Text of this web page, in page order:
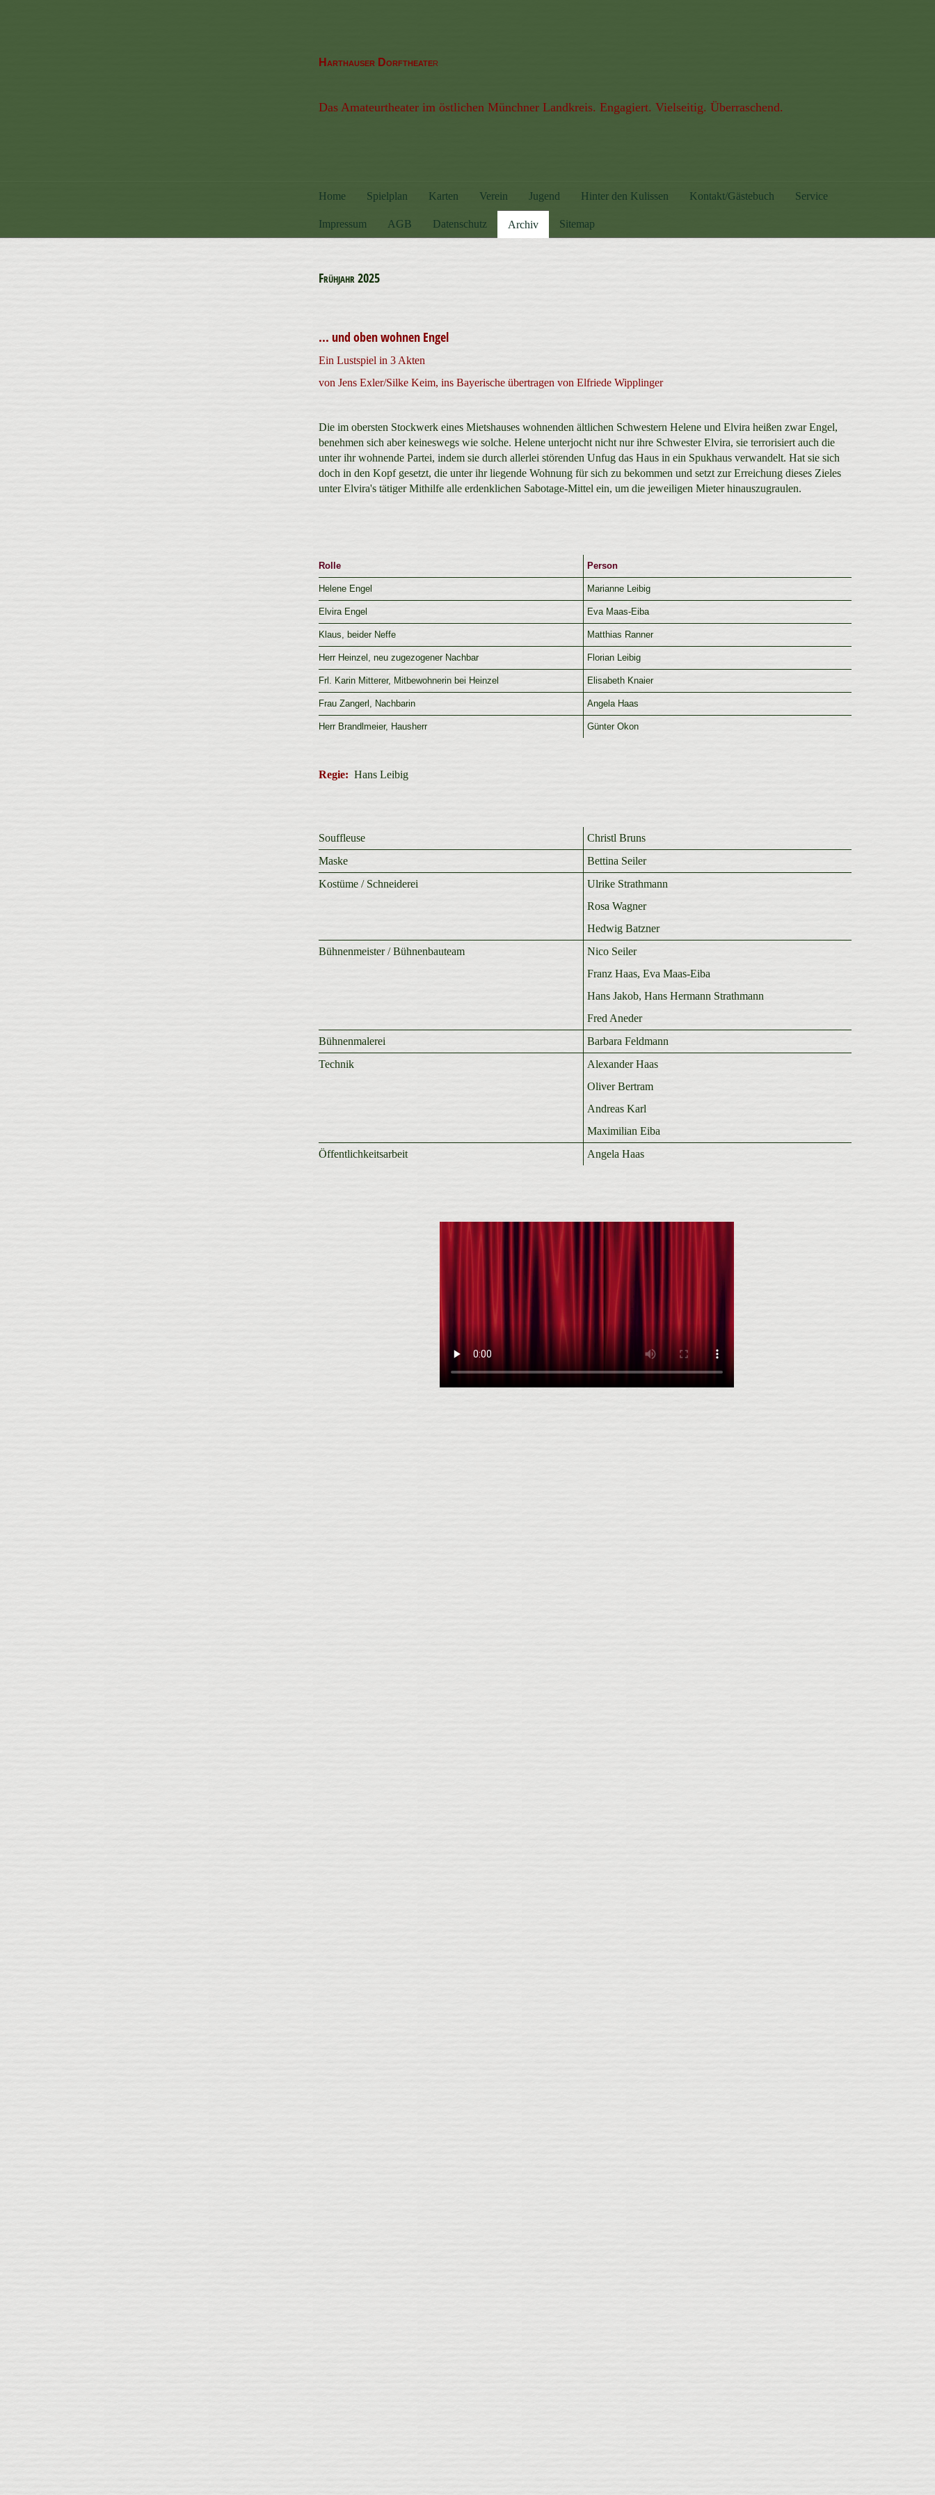
HarthauserDorftheater
Das Amateurtheater im östlichen Münchner Landkreis. Engagiert. Vielseitig. Überraschend.
Home Spielplan Karten Verein Jugend Hinter den Kulissen Kontakt/Gästebuch Service
Impressum AGB Datenschutz Archiv Sitemap
Frühjahr 2025
... und oben wohnen Engel
Ein Lustspiel in 3 Akten
von Jens Exler/Silke Keim, ins Bayerische übertragen von Elfriede Wipplinger
Die im obersten Stockwerk eines Mietshauses wohnenden ältlichen Schwestern Helene und Elvira heißen zwar Engel,
benehmen sich aber keineswegs wie solche. Helene unterjocht nicht nur ihre Schwester Elvira, sie terrorisiert auch die
unter ihr wohnende Partei, indem sie durch allerlei störenden Unfug das Haus in ein Spukhaus verwandelt. Hat sie sich
doch in den Kopf gesetzt, die unter ihr liegende Wohnung für sich zu bekommen und setzt zur Erreichung dieses Zieles
unter Elvira's tätiger Mithilfe alle erdenklichen Sabotage-Mittel ein, um die jeweiligen Mieter hinauszugraulen.
Rolle Person
Helene Engel Marianne Leibig
Elvira Engel Eva Maas-Eiba
Klaus, beider Neffe Matthias Ranner
Herr Heinzel, neu zugezogener Nachbar Florian Leibig
Frl. Karin Mitterer, Mitbewohnerin bei Heinzel Elisabeth Knaier
Frau Zangerl, Nachbarin Angela Haas
Herr Brandlmeier, Hausherr Günter Okon
Regie: Hans Leibig
Souffleuse
Christl Bruns
Maske
Bettina Seiler
Kostüme / Schneiderei
Ulrike Strathmann
Rosa Wagner
Hedwig Batzner
Bühnenmeister / Bühnenbauteam
Nico Seiler
Franz Haas, Eva Maas-Eiba
Hans Jakob, Hans Hermann Strathmann
Fred Aneder
Bühnenmalerei
Barbara Feldmann
Technik
Alexander Haas
Oliver Bertram
Andreas Karl
Maximilian Eiba
Öffentlichkeitsarbeit
Angela Haas